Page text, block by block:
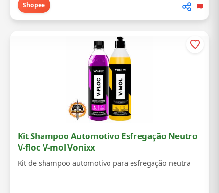
Shopee
Kit Shampoo Automotivo Esfregação Neutro
V-floc V-mol Vonixx
Kit de shampoo automotivo para esfregação neutra